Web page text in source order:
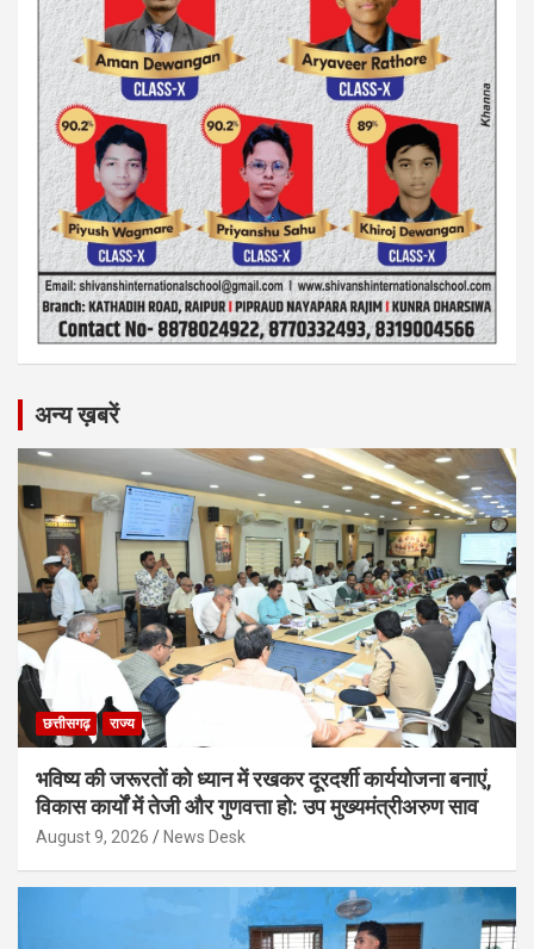
अन्य ख़बरें
छत्तीसगढ़ राज्य
भविष्य की जरूरतों को ध्यान में रखकर दूरदर्शी कार्ययोजना बनाएं,
विकास कार्यों में तेजी और गुणवत्ता हो: उप मुख्यमंत्रीअरुण साव
August 9, 2026 News Desk